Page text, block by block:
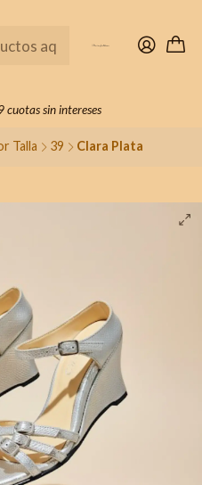
cuotas sin intereses
Talla 39 Clara Plata